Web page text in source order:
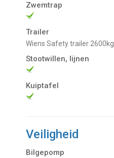
Zwemtrap
Trailer
Wiens Safety trailer 2600kg
Stootwillen, lijnen
Kuiptafel
Veiligheid
Bilgepomp